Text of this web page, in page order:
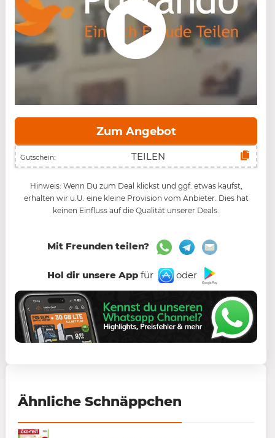
Zum Angebot
Gutschein:
Hinweis: Wenn Du zum Deal klickst und ggf. etwas kaufst,
erhalten wir u.U. eine kleine Provision vom Anbieter. Dies hat
keinen Einfluss auf die Qualität unserer Deals.
Mit Freunden teilen?
Hol dir unsere Appfür oder
Ähnliche Schnäppchen